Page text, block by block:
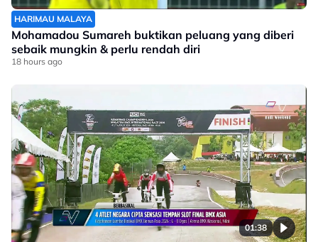
HARIMAU MALAYA
Mohamadou Sumareh buktikan peluang yang diberi
sebaik mungkin & perlu rendah diri
18 hours ago
01:38